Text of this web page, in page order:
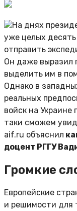
На днях
уже целых десять
отправить
Он даже выразил
выделить им в
Однако в
реальных
войск на Украине
таки сможем
aif.ru объяснил
доцент РГГУ
Громкие
Европейские
и решимости для